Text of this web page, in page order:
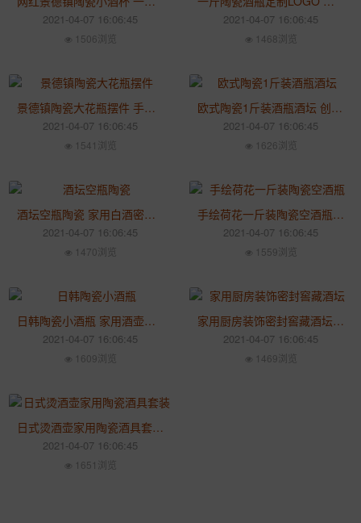
2021-04-07 16:06:45
1506浏览
2021-04-07 16:06:45
1468浏览
景德镇陶瓷大花瓶摆件 手绘青花瓷中式客厅落地装饰艺术花瓶
2021-04-07 16:06:45
1541浏览
欧式陶瓷1斤装酒瓶酒坛 创意装饰中式酒壶密封空瓶定制厂家
2021-04-07 16:06:45
1626浏览
酒坛空瓶陶瓷 家用白酒密封酒坛 仿古装饰5斤10斤装酒坛子
2021-04-07 16:06:45
1470浏览
手绘荷花一斤装陶瓷空酒瓶 家用小号白酒酒瓶 复古陶瓷酒瓶
2021-04-07 16:06:45
1559浏览
日韩陶瓷小酒瓶 家用酒壶空瓶 果酒罐酒具陶瓷小酒瓶定制
2021-04-07 16:06:45
1609浏览
家用厨房装饰密封窖藏酒坛 景德镇酒坛10斤装陶瓷酒缸定制
2021-04-07 16:06:45
1469浏览
日式烫酒壶家用陶瓷酒具套装 热酒器分酒器小号陶瓷温酒器
2021-04-07 16:06:45
1651浏览